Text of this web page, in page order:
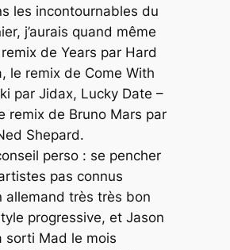
les incontournables du
j’aurais quand même
de Years par Hard
le remix de Come With
par Jidax, Lucky Date –
remix de Bruno Mars par
Shepard.
perso : se pencher
pas connus
allemand très très bon
progressive, et Jason
sorti Mad le mois